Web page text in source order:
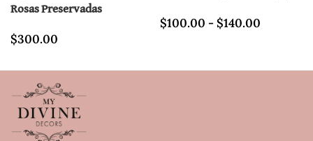
Rosas Preservadas
$300.00
$100.00 - $140.00